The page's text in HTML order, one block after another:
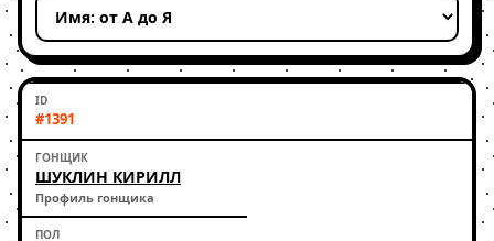
#1391
ШУКЛИН КИРИЛЛ
Профиль гонщика